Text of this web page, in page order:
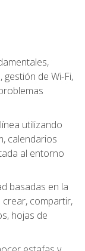
de Wi-Fi,
utilizando
calendarios
al entorno
basadas en la
compartir,
hojas de